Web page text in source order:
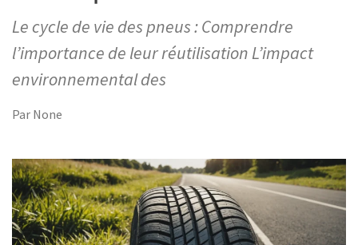
Le cycle de vie des pneus : Comprendre
l’importance de leur réutilisation L’impact
environnemental des
Par None